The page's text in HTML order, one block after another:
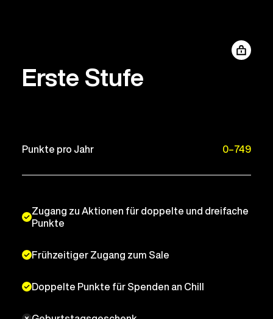
Erste Stufe
Punkte pro Jahr 0–749
Zugang zu Aktionen für doppelte und dreifache
Punkte
Frühzeitiger Zugang zum Sale
Doppelte Punkte für Spenden an Chill